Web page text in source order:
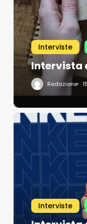
Interviste
Intervista
Redazione
Interviste